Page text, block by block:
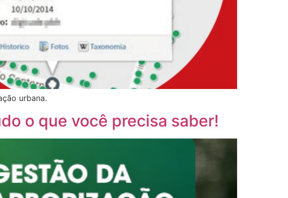
urbana.
o que você precisa saber!